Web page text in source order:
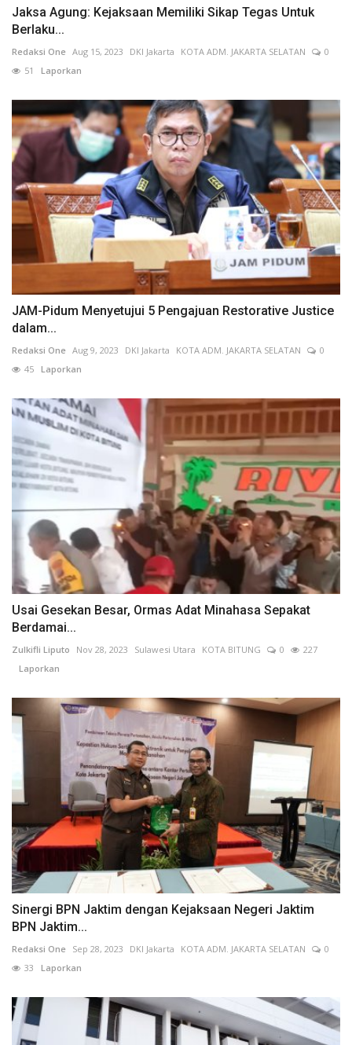
Jaksa Agung: Kejaksaan Memiliki Sikap Tegas Untuk
Berlaku...
Redaksi One Aug 15, 2023 DKI Jakarta KOTA ADM. JAKARTA SELATAN
0
51
Laporkan
JAM-Pidum Menyetujui 5 Pengajuan Restorative Justice
dalam...
Redaksi One Aug 9, 2023 DKI Jakarta KOTA ADM. JAKARTA SELATAN
0
45 Laporkan
Usai Gesekan Besar, Ormas Adat Minahasa Sepakat
Berdamai...
Zulkifli Liputo Nov 28, 2023 Sulawesi Utara KOTA BITUNG 0
227
Laporkan
Sinergi BPN Jaktim dengan Kejaksaan Negeri Jaktim
BPN Jaktim...
Redaksi One Sep 28, 2023 DKI Jakarta KOTA ADM. JAKARTA SELATAN
0
33 Laporkan